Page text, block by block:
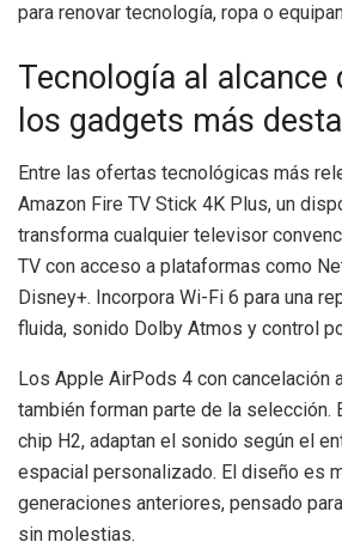
para renovar tecnología, ropa o
Tecnología al alcance
los gadgets más
Entre las ofertas tecnológicas más
Amazon Fire TV Stick 4K Plus, un
transforma cualquier televisor
TV con acceso a plataformas como
Disney+. Incorpora Wi-Fi 6 para una
fluida, sonido Dolby Atmos y control
Los Apple AirPods 4 con cancelación
también forman parte de la selección.
chip H2, adaptan el sonido según el
espacial personalizado. El diseño es
generaciones anteriores, pensado
sin molestias.